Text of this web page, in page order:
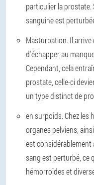
particulier la
sanguine est
Masturbation. Il
d'échapper au
Cependant, cela
prostate, celle-ci
un type distinct de
en surpoids. Chez les
organes pelviens,
est considérablement
sang est perturbé, ce
hémorroïdes et